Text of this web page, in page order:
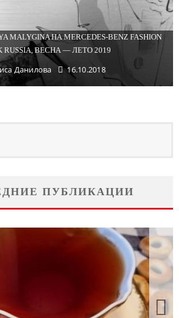
MALYGINA НА MERCEDES-BENZ FASHION
RUSSIA, ВЕСНА — ЛЕТО 2019
Данилова 16.10.2018
ПУБЛИКАЦИИ